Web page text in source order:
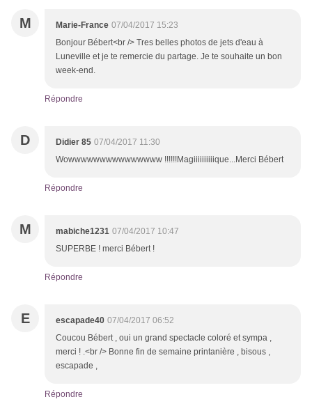
M Marie-France 07/04/2017 15:23
Bonjour Bébert<br /> Tres belles photos de jets d'eau à
Luneville et je te remercie du partage. Je te souhaite un bon
week-end.
Répondre
D Didier 85 07/04/2017 11:30
Wowwwwwwwwwwwwwww !!!!!!Magiiiiiiiiiique...Merci Bébert
Répondre
M mabiche1231 07/04/2017 10:47
SUPERBE ! merci Bébert !
Répondre
E escapade40 07/04/2017 06:52
Coucou Bébert , oui un grand spectacle coloré et sympa ,
merci ! .<br /> Bonne fin de semaine printanière , bisous ,
escapade ,
Répondre